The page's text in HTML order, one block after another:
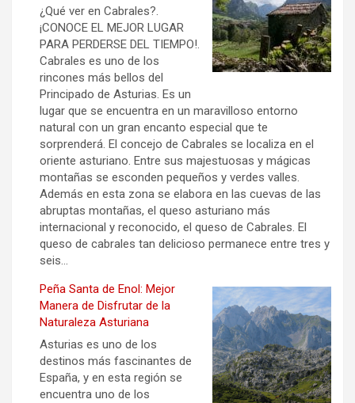
¿Qué ver en Cabrales?.
¡CONOCE EL MEJOR LUGAR
PARA PERDERSE DEL TIEMPO!.
Cabrales es uno de los
rincones más bellos del
Principado de Asturias. Es un
lugar que se encuentra en un maravilloso entorno
natural con un gran encanto especial que te
sorprenderá. El concejo de Cabrales se localiza en el
oriente asturiano. Entre sus majestuosas y mágicas
montañas se esconden pequeños y verdes valles.
Además en esta zona se elabora en las cuevas de las
abruptas montañas, el queso asturiano más
internacional y reconocido, el queso de Cabrales. El
queso de cabrales tan delicioso permanece entre tres y
seis…
Peña Santa de Enol: Mejor
Manera de Disfrutar de la
Naturaleza Asturiana
Asturias es uno de los
destinos más fascinantes de
España, y en esta región se
encuentra uno de los